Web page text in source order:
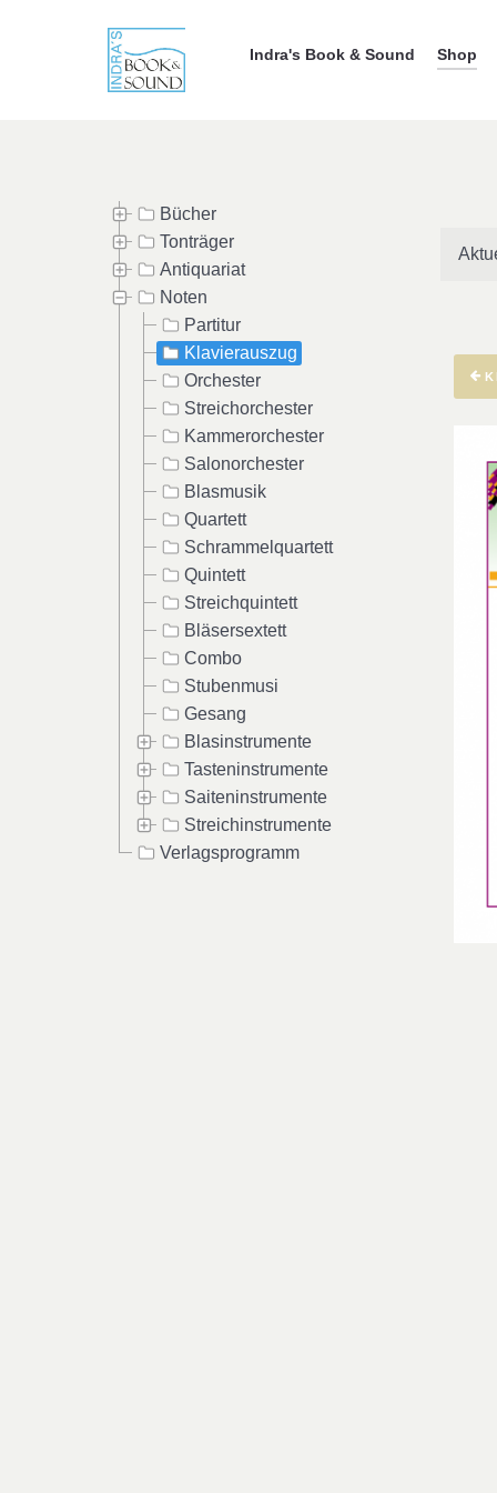
Indra's Book & Sound Shop
Bücher
Tonträger
Antiquariat
Noten
Partitur
Klavierauszug
Orchester
Streichorchester
Kammerorchester
Salonorchester
Blasmusik
Quartett
Schrammelquartett
Quintett
Streichquintett
Bläsersextett
Combo
Stubenmusi
Gesang
Blasinstrumente
Tasteninstrumente
Saiteninstrumente
Streichinstrumente
Verlagsprogramm